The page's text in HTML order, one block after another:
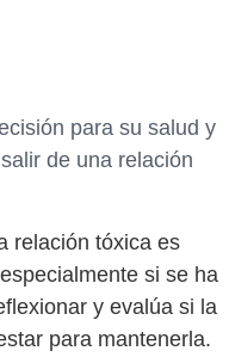
para su salud y
de una relación
relación tóxica es
si se ha
y evalúa si la
para mantenerla.